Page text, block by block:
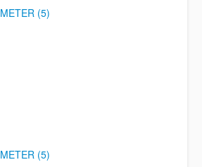
METER (5)
METER (5)